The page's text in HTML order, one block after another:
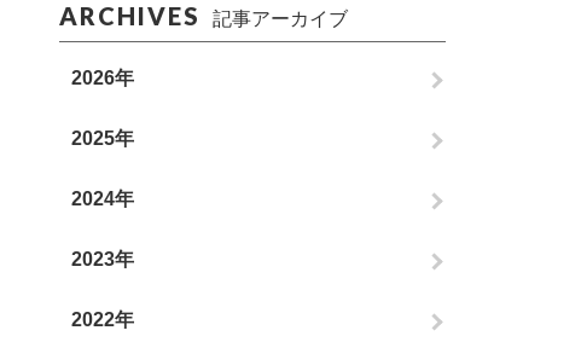
ARCHIVES 記事アーカイブ
2026年
2025年
2024年
2023年
2022年